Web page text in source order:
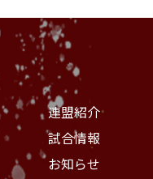
連盟紹介
試合情報
お知らせ